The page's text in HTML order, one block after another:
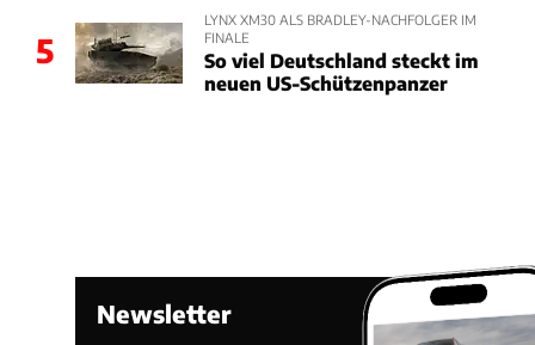
5
LYNX XM30 ALS BRADLEY-NACHFOLGER IM
FINALE
So viel Deutschland steckt im
neuen US-Schützenpanzer
Newsletter